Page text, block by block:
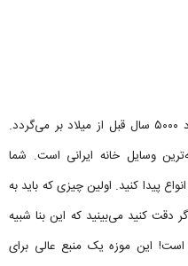
قالی بافی در ایران به عصر مفرغ در حدود ۵۰۰۰ سال قبل از میلاد بر می‌گردد.
وسایل خانه ایرانی است. شما
پیدا کنید. اولین چیزی که باید به
کنید می‌بینید که این بنا شبیه
این موزه یک منبع عالی برای